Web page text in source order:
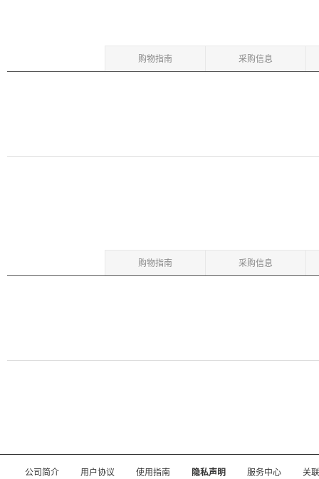
购物指南 采购信息
购物指南 采购信息
公司简介 用户协议 使用指南 隐私声明 服务中心 关